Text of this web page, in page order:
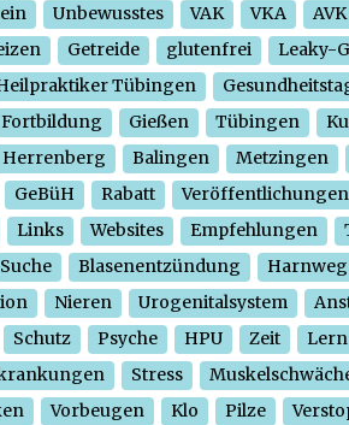
Unbewusstes VAK VKA
AVK
Getreide glutenfrei
Leaky-
Tübingen
Fortbildung Gießen Tübingen
Herrenberg Balingen
Metzingen
GeBüH Rabatt
Veröffentlichungen
Links Websites Empfehlungen
Suche Blasenentzündung
Nieren Urogenitalsystem
Schutz Psyche HPU Zeit
Stress
Vorbeugen Klo Pilze